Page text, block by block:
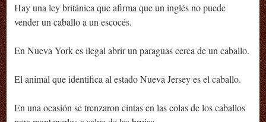
Hay una ley británica que afirma que un inglés no puede
vender un caballo a un escocés.
En Nueva York es ilegal abrir un paraguas cerca de un caballo.
El animal que identifica al estado Nueva Jersey es el caballo.
En una ocasión se trenzaron cintas en las colas de los caballos